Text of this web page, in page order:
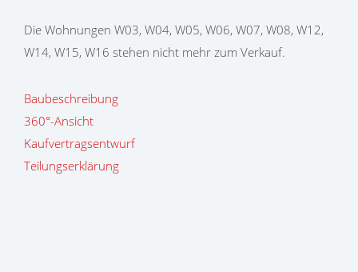
Die Wohnungen W03, W04, W05, W06, W07, W08, W12,
W14, W15, W16 stehen nicht mehr zum Verkauf.
Baubeschreibung
360°-Ansicht
Kaufvertragsentwurf
Teilungserklärung